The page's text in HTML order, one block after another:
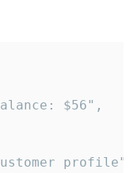
$56",